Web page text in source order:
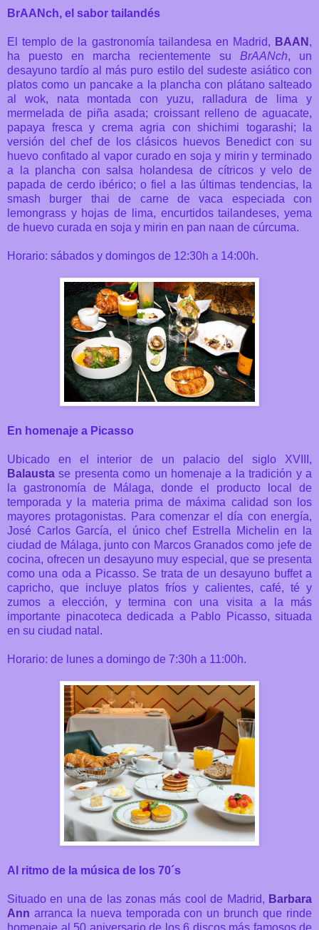
BrAANch, el sabor tailandés
El templo de la gastronomía tailandesa en Madrid, BAAN ,
ha puesto en marcha recientemente su BrAANch, un
desayuno tardío al más puro estilo del sudeste asiático con
platos como un pancake a la plancha con plátano salteado
al wok, nata montada con yuzu, ralladura de lima y
mermelada de piña asada; croissant relleno de aguacate,
papaya fresca y crema agria con shichimi togarashi; la
versión del chef de los clásicos huevos Benedict con su
huevo confitado al vapor curado en soja y mirin y terminado
a la plancha con salsa holandesa de cítricos y velo de
papada de cerdo ibérico; o fiel a las últimas tendencias, la
smash burger thai de carne de vaca especiada con
lemongrass y hojas de lima, encurtidos tailandeses, yema
de huevo curada en soja y mirin en pan naan de cúrcuma.
Horario: sábados y domingos de 12:30h a 14:00h.
En homenaje a Picasso
Ubicado en el interior de un palacio del siglo XVIII,
Balaustase presenta como un homenaje a la tradición y a
la gastronomía de Málaga, donde el producto local de
temporada y la materia prima de máxima calidad son los
mayores protagonistas. Para comenzar el día con energía,
José Carlos García, el único chef Estrella Michelin en la
ciudad de Málaga, junto con Marcos Granados como jefe de
cocina, ofrecen un desayuno muy especial, que se presenta
como una oda a Picasso. Se trata de un desayuno buffet a
capricho, que incluye platos fríos y calientes, café, té y
zumos a elección, y termina con una visita a la más
importante pinacoteca dedicada a Pablo Picasso, situada
en su ciudad natal.
Horario: de lunes a domingo de 7:30h a 11:00h.
Al ritmo de la música de los 70´s
Situado en una de las zonas más cool de Madrid, Barbara
Ann arranca la nueva temporada con un brunch que rinde
homenaje al 50 aniversario de los 6 discos más famosos de